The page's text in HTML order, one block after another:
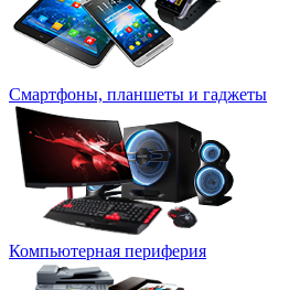
Смартфоны, планшеты и гаджеты
Компьютерная периферия